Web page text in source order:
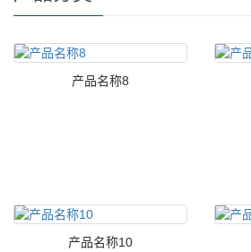
产品名称8
产品名称10